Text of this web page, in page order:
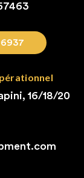
16/18/20